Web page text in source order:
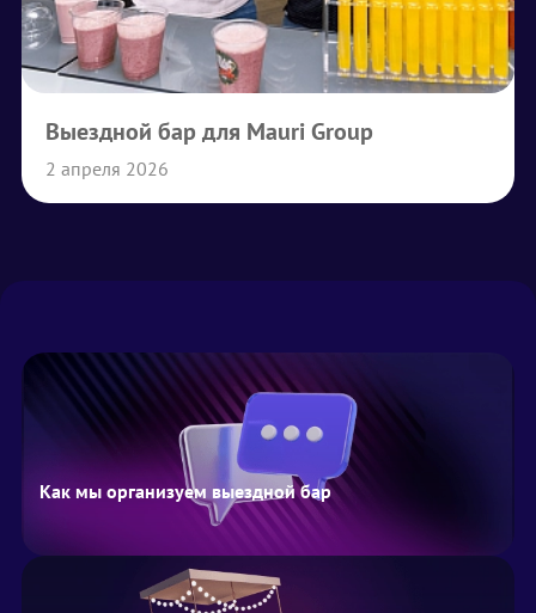
Выездной бар для Mauri Group
2 апреля 2026
Как мы организуем выездной бар